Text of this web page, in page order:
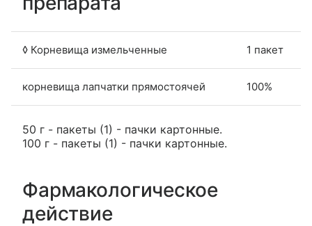
◊ Корневища измельченные 1 пакет
корневища лапчатки прямостоячей 100%
50 г - пакеты (1) - пачки картонные.
100 г - пакеты (1) - пачки картонные.
Фармакологическое
действие